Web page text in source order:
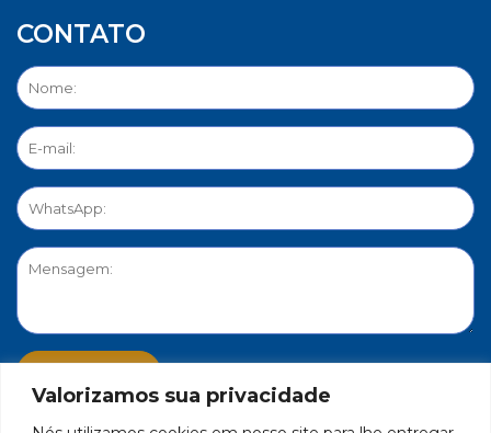
Valorizamos sua privacidade
CONTATO